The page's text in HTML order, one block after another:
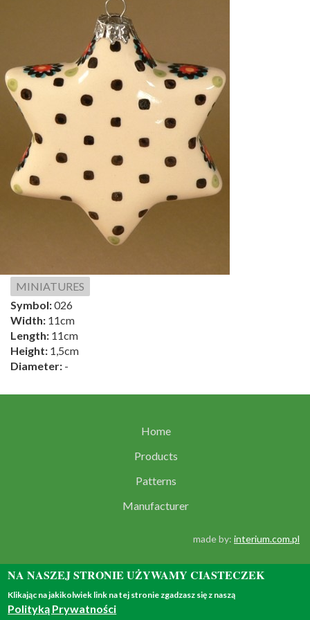
MINIATURES
Symbol:026
Width: 11cm
Length: 11cm
Height: 1,5cm
Diameter: -
Home
Products
Patterns
Manufacturer
made by: interium.com.pl
NA NASZEJ STRONIE UŻYWAMY CIASTECZEK
Klikając na jakikolwiek link na tej stronie zgadzasz się z naszą
Polityką Prywatności